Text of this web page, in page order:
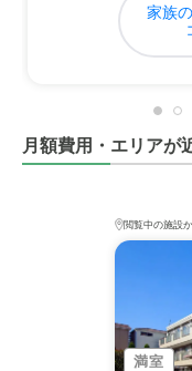
家族
月額費用・エリアが
閲覧中の施設
満室